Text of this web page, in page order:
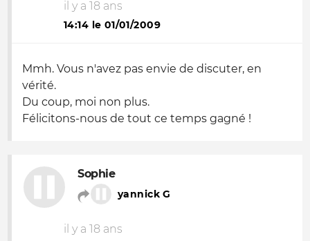
il y a 18 ans
14:14 le 01/01/2009
Mmh. Vous n'avez pas envie de discuter, en
vérité.
Du coup, moi non plus.
Félicitons-nous de tout ce temps gagné !
Sophie
yannick G
il y a 18 ans